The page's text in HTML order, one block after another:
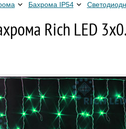
Бахрома IP54
Rich LED